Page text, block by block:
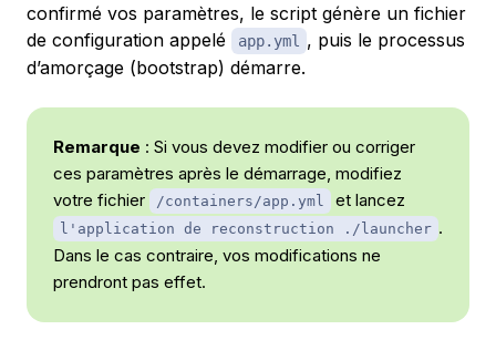
confirmé vos paramètres, le script génère un fichier
de configuration appelé
app.yml , puis le processus
d’amorçage (bootstrap) démarre.
Remarque : Si vous devez modifier ou corriger
ces paramètres après le démarrage, modifiez
votre fichier
/containers/app.yml et lancez
l'application de reconstruction ./launcher .
Dans le cas contraire, vos modifications ne
prendront pas effet.